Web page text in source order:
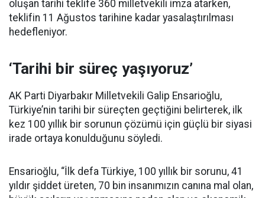
oluşan tarihi teklife 360 milletvekili imza atarken,
teklifin 11 Ağustos tarihine kadar yasalaştırılması
hedefleniyor.
‘Tarihi bir süreç yaşıyoruz’
AK Parti Diyarbakır Milletvekili Galip Ensarioğlu,
Türkiye’nin tarihi bir süreçten geçtiğini belirterek, ilk
kez 100 yıllık bir sorunun çözümü için güçlü bir siyasi
irade ortaya konulduğunu söyledi.
Ensarioğlu, “İlk defa Türkiye, 100 yıllık bir sorunu, 41
yıldır şiddet üreten, 70 bin insanımızın canına mal olan,